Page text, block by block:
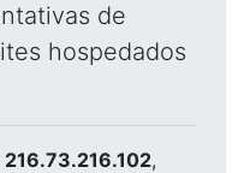
de
hospedados
216.73.216.102,